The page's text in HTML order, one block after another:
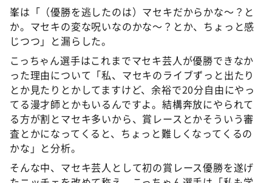
峯は「（優勝を逃したのは）マセキだからかな〜？と
か。マセキの変な呪いなのかな～？とか、ちょっと感
じつつ」と漏らした。
こっちゃん選手はこれまでマセキ芸人が優勝できなか
った理由について「私、マセキのライブずっと出たり
とか見たりとかしてますけど、余裕で20分自由にやっ
てる漫才師とかもいるんですよ。結構奔放にやられて
る方が割とマセキ多いから、賞レースとかそういう審
査とかになってくると、ちょっと難しくなってくるの
かな」と分析。
そんな中、マセキ芸人として初の賞レース優勝を遂げ